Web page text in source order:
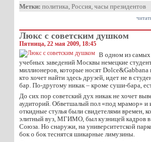
Метки: политика, Россия, часы президентов
Люкс с советским душком
Пятница, 22 мая 2009, 18:45
В одном из
учебных заведений Москвы немецкие
миллионеров, которые носят Dolce&Gabbana
кто хочет найти здесь друзей, идет не в
бар. По-другому никак – кроме суши-бара,
До сих пор советский дух никак не хочет
аудиторий. Обветшалый пол «под мрамор» и
откидные стулья были свидетелями времен,
элитный вуз, МГИМО, был кузницей кадров в
Союза. Но снаружи, на университетской
бок о бок теснятся шикарные лимузины.